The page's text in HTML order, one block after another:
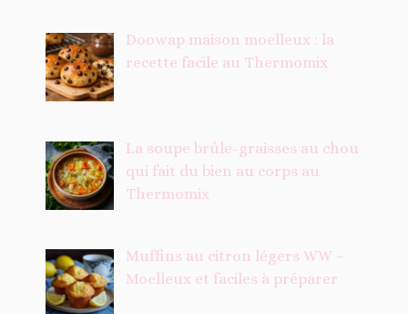
Doowap maison moelleux : la
recette facile au Thermomix
La soupe brûle-graisses au chou
qui fait du bien au corps au
Thermomix
Muffins au citron légers WW –
Moelleux et faciles à préparer